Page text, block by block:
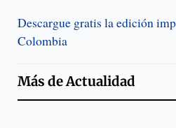
Descargue gratis la edición
Colombia
Más deActualidad